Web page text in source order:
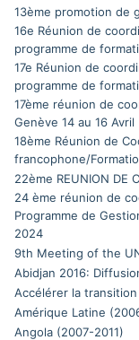
13ème promotion de
16e Réunion de
programme de
17e Réunion de
programme de
17ème réunion de
Genève 14 au 16 Avril
18ème Réunion de
francophone/
22ème REUNION DE
24 ème réunion de
Programme de
2024
9th Meeting of the
Abidjan 2016:
Accélérer la
Amérique Latine
Angola (2007-2011)